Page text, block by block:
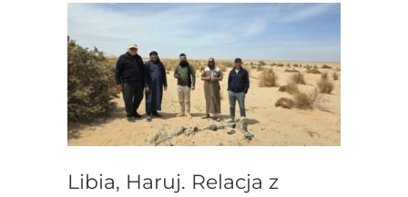
Libia, Haruj. Relacja z